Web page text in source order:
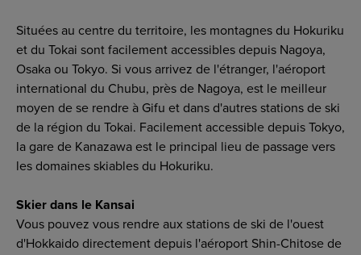
Situées au centre du territoire, les montagnes du Hokuriku
et du Tokai sont facilement accessibles depuis Nagoya,
Osaka ou Tokyo. Si vous arrivez de l'étranger, l'aéroport
international du Chubu, près de Nagoya, est le meilleur
moyen de se rendre à Gifu et dans d'autres stations de ski
de la région du Tokai. Facilement accessible depuis Tokyo,
la gare de Kanazawa est le principal lieu de passage vers
les domaines skiables du Hokuriku.
Skier dans le Kansai
Vous pouvez vous rendre aux stations de ski de l'ouest
d'Hokkaido directement depuis l'aéroport Shin-Chitose de